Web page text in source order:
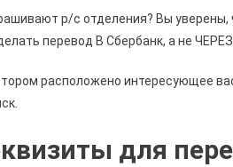
р/с отделения? Вы уверены,
перевод В Сбербанк, а не
расположено интересующее
для